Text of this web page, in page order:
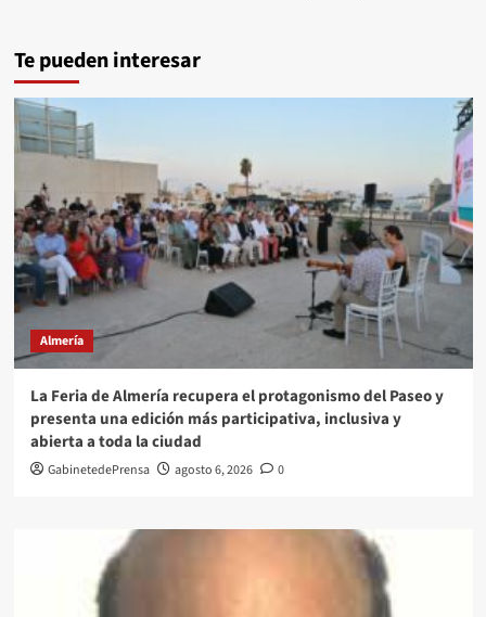
Te pueden interesar
Almería
La Feria de Almería recupera el protagonismo del Paseo y
presenta una edición más participativa, inclusiva y
abierta a toda la ciudad
GabinetedePrensa agosto 6, 2026 0